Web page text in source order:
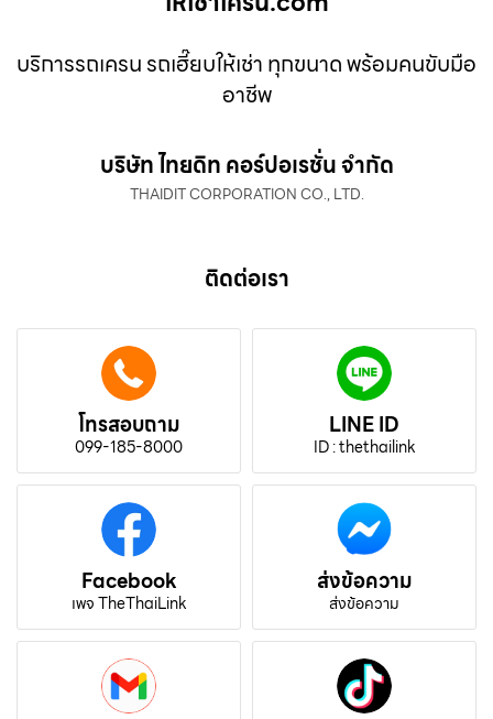
บริการรถเครน รถเฮี๊ยบให้เช่า ทุกขนาด พร้อมคนขับมือ
อาชีพ
บริษัท ไทยดิท คอร์ปอเรชั่น จำกัด
THAIDIT CORPORATION CO., LTD.
ติดต่อเรา
โทรสอบถาม
099-185-8000
LINE ID
ID : thethailink
Facebook
เพจ TheThaiLink
ส่งข้อความ
ส่งข้อความ